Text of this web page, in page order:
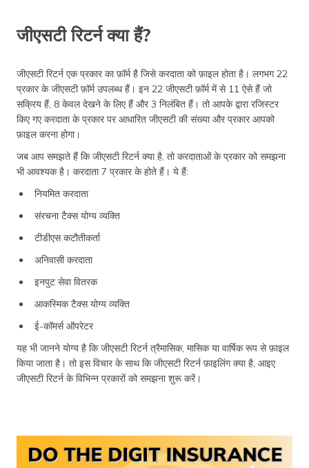
जीएसटी रिटर्न क्या हैं?
जीएसटी रिटर्न एक प्रकार का फ़ॉर्म है जिसे करदाता को फ़ाइल होता है। लगभग 22
प्रकार के जीएसटी फ़ॉर्म उपलब्ध हैं। इन 22 जीएसटी फ़ॉर्म में से 11 ऐसे हैं जो
सक्रिय हैं, 8 केवल देखने के लिए हैं और 3 निलंबित हैं। तो आपके द्वारा रजिस्टर
किए गए करदाता के प्रकार पर आधारित जीएसटी की संख्या और प्रकार आपको
फ़ाइल करना होगा।
जब आप समझते हैं कि जीएसटी रिटर्न क्या है, तो करदाताओं के प्रकार को समझना
भी आवश्यक है। करदाता 7 प्रकार के होते हैं। ये हैं:
नियमित करदाता
संरचना टैक्स योग्य व्यक्ति
टीडीएस कटौतीकर्ता
अनिवासी करदाता
इनपुट सेवा वितरक
आकस्मिक टैक्स योग्य व्यक्ति
ई-कॉमर्स ऑपरेटर
यह भी जानने योग्य है कि जीएसटी रिटर्न त्रैमासिक, मासिक या वार्षिक रूप से फ़ाइल
किया जाता है। तो इस विचार के साथ कि जीएसटी रिटर्न फ़ाइलिंग क्या है, आइए
जीएसटी रिटर्न के विभिन्न प्रकारों को समझना शुरू करें।